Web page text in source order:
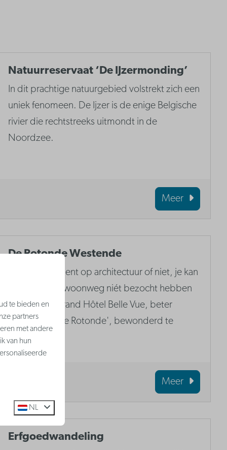
Natuurreservaat ‘De IJzermonding’
In dit prachtige natuurgebied volstrekt zich een
uniek fenomeen. De Ijzer is de enige Belgische
rivier die rechtstreeks uitmondt in de
Noordzee.
Meer
De Rotonde Westende
Of je nu gek bent op architectuur of niet, je kan
Westende gewoonweg niét bezocht hebben
zonder het Grand Hôtel Belle Vue, beter
gekend als 'De Rotonde', bewonderd te
hebben.
Meer
Erfgoedwandeling
te bieden en
partners
met andere
van hun
NL